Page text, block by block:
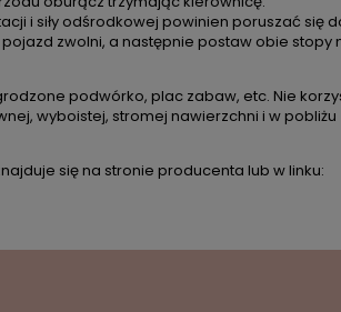
i siły odśrodkowej powinien poruszać się
zwolni, a następnie postaw obie stopy
podwórko, plac zabaw, etc. Nie
wyboistej, stromej nawierzchni i w pobliżu
się na stronie producenta lub w linku: